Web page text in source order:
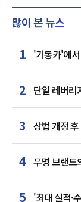
많이 본 뉴스
1 '기동카'에
카드사 경쟁
2 단일 레버
3
상법 개정
최다'
4 무명 브랜
5 '최대 실적·